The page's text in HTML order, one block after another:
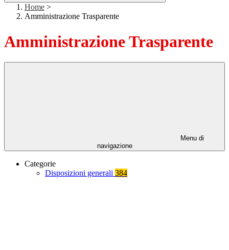
Home >
Amministrazione Trasparente
Amministrazione Trasparente
Menu di
navigazione
Categorie
Disposizioni generali 384